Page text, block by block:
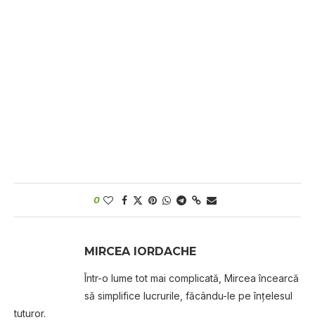
0
MIRCEA IORDACHE
Într-o lume tot mai complicată, Mircea încearcă
să simplifice lucrurile, făcându-le pe înțelesul
tuturor.